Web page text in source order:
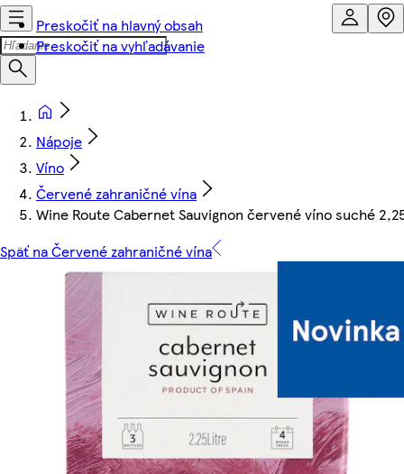
Preskočiť na hlavný obsah
Preskočiť na vyhľadávanie
Nápoje
Víno
Červené zahraničné vína
Wine Route Cabernet Sauvignon červené víno suché
Späť na Červené zahraničné vína